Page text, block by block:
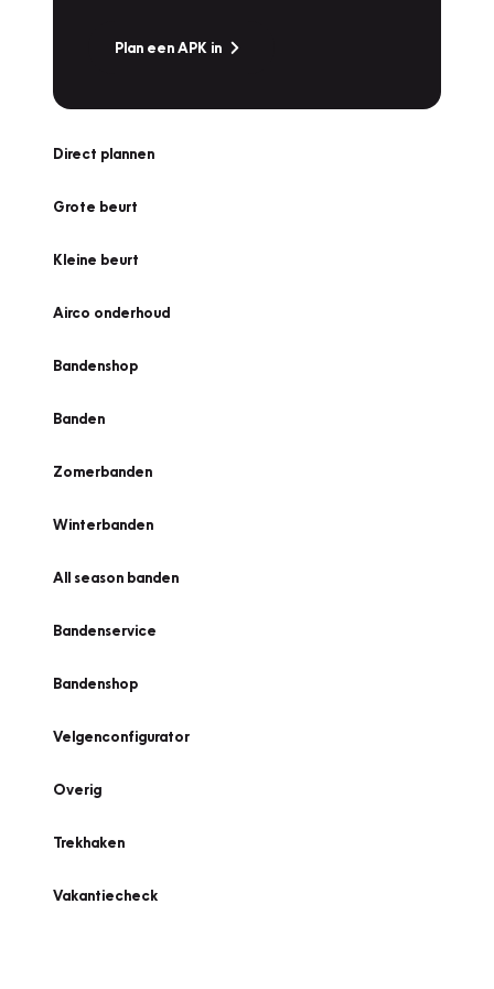
Plan een APK in
Direct plannen
Grote beurt
Kleine beurt
Airco onderhoud
Bandenshop
Banden
Zomerbanden
Winterbanden
All season banden
Bandenservice
Bandenshop
Velgenconfigurator
Overig
Trekhaken
Vakantiecheck